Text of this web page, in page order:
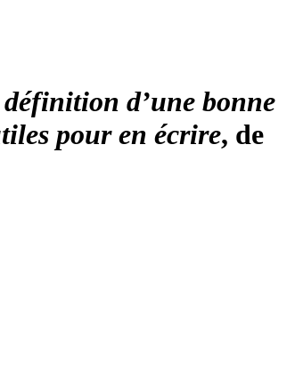
d’une bonne
pour en écrire, de